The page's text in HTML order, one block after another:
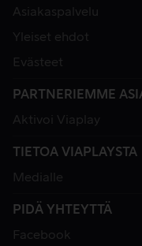
Asiakaspalvelu
Yleiset ehdot
Evästeet
PARTNERIEMME
Aktivoi Viaplay
TIETOA VIAPLAYSTA
Medialle
PIDÄ YHTEYTTÄ
Facebook